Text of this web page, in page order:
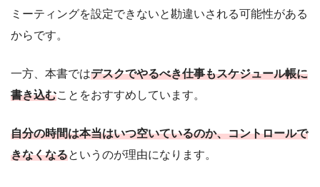
ミーティングを設定できないと勘違いされる可能性がある
からです。
一方、本書ではデスクでやるべき仕事もスケジュール帳に
書き込むことをおすすめしています。
自分の時間は本当はいつ空いているのか、コントロールで
きなくなるというのが理由になります。